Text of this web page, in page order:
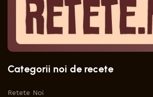
Categorii noi de recete
Retete Noi